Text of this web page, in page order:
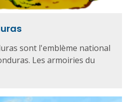
sont l'emblème national
Les armoiries du